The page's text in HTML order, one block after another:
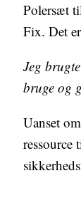
Polersæt
Fix. Det
Jeg
bruge og
Uanset
ressource